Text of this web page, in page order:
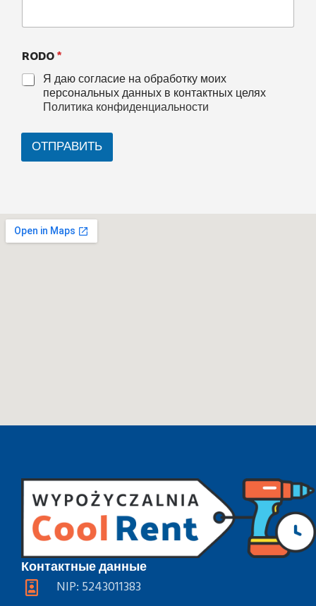
RODO*
Я даю согласие на обработку моих
персональных данных в контактных целях
Политика конфиденциальности
ОТПРАВИТЬ
Контактные данные
NIP: 5243011383